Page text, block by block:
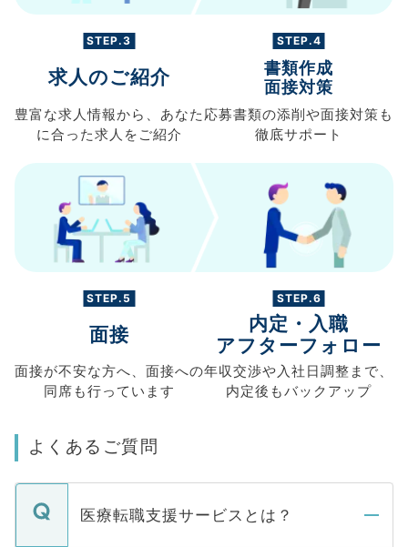
STEP.3
求人のご紹介
豊富な求人情報から、 あなた
に合った求人を ご紹介
STEP.4
書類作成
面接対策
応募書類の添削や面接対策も
徹底サポート
STEP.5
面接
面接が不安な方へ、 面接への
同席も行っています
STEP.6
内定・入職
アフターフォロー
年収交渉や入社日調整まで、
内定後もバックアップ
よくあるご質問
医療転職支援サービスとは？